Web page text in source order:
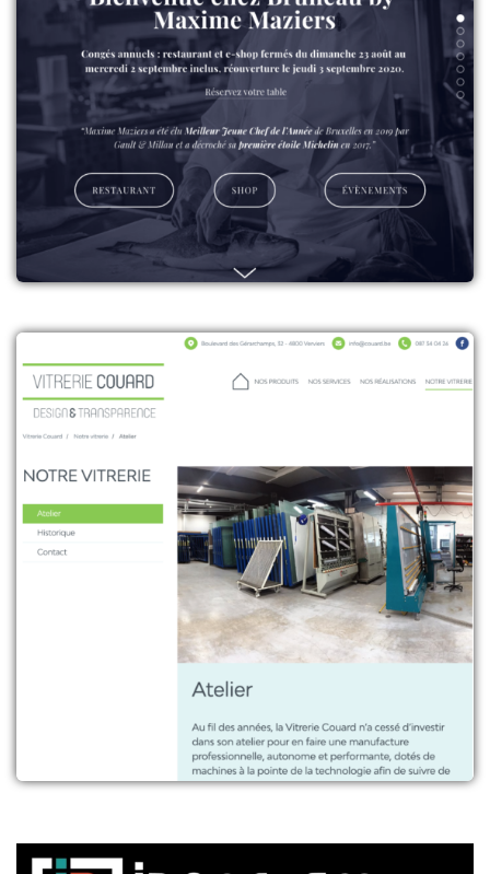
Contenu : Le site de Bruneau by
Maxime Maziers
Contenu
+
Contenu : Le site de Couard +